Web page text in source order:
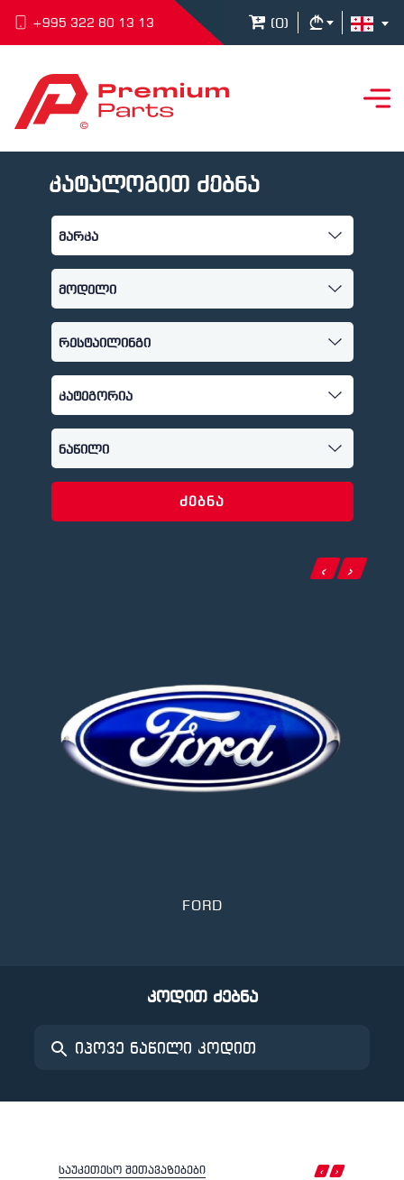
+995 322 80 13 13 (0)
კატალოგით ძებნა
ძებნა
FORD
‹ ›
კოდით ძებნა
საუკეთესო შეთავაზებები ‹ ›